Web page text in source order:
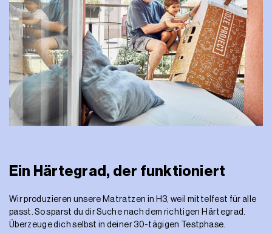
Ein Härtegrad, der funktioniert
Wir produzieren unsere Matratzen in H3, weil mittelfest für alle
passt. So sparst du dir Suche nach dem richtigen Härtegrad.
Überzeuge dich selbst in deiner 30-tägigen Testphase.